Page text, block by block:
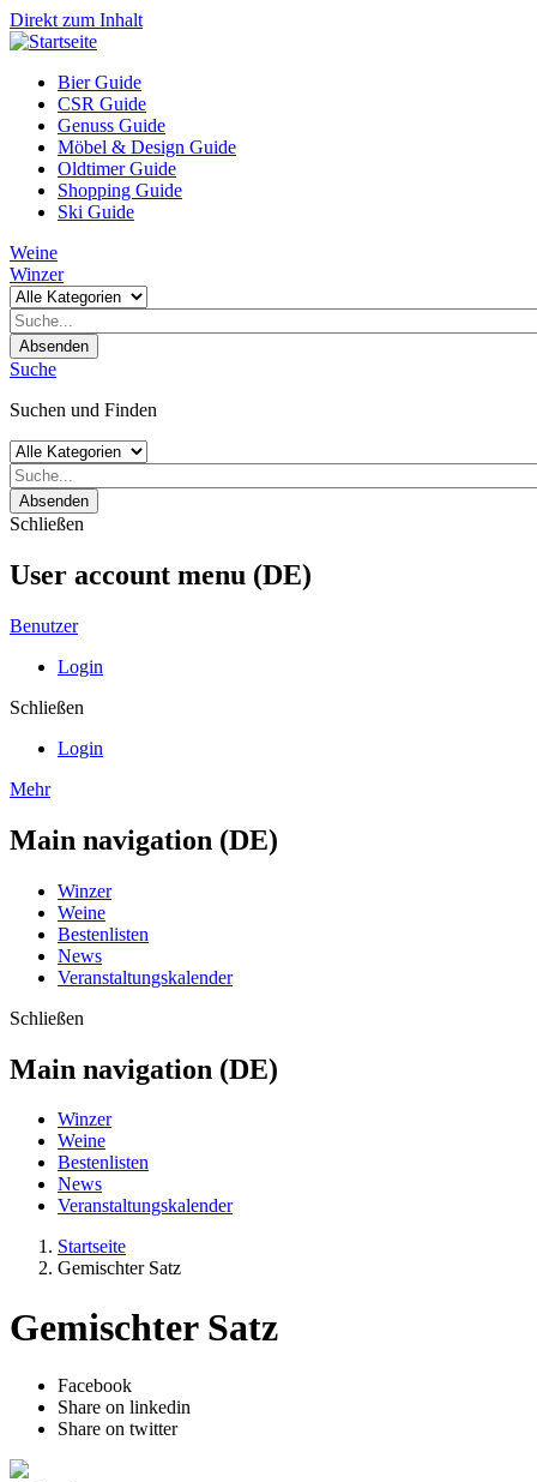
Direkt zum Inhalt
Bier Guide
CSR Guide
Genuss Guide
Möbel & Design Guide
Oldtimer Guide
Shopping Guide
Ski Guide
Weine
Winzer
Absenden
Suche
Suchen und Finden
Absenden
Schließen
User account menu (DE)
Benutzer
Login
Schließen
Login
Mehr
Main navigation (DE)
Winzer
Weine
Bestenlisten
News
Veranstaltungskalender
Schließen
Main navigation (DE)
Winzer
Weine
Bestenlisten
News
Veranstaltungskalender
Startseite
Gemischter Satz
Gemischter Satz
Facebook
Share on linkedin
Share on twitter